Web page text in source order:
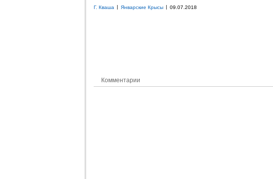
Г. Кваша | Январские Крысы | 09.07.2018
Комментарии